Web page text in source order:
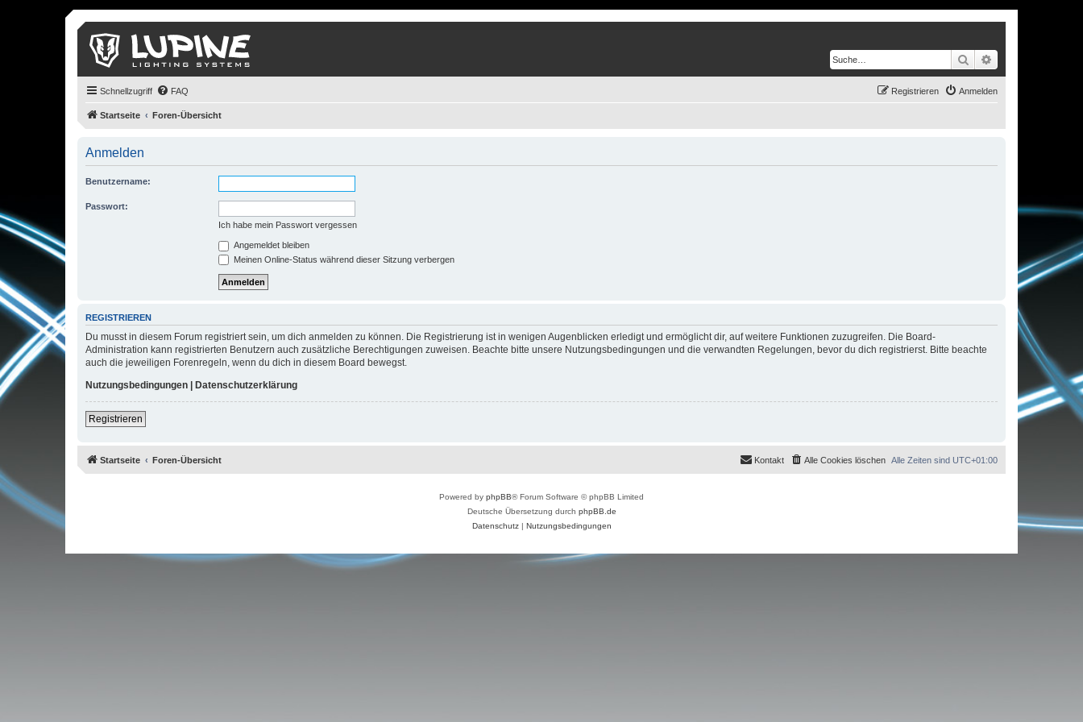
Suche
Schnellzugriff FAQ Anmelden
Registrieren
Startseite Foren-Übersicht
Anmelden
Benutzername:
Passwort:
Ich habe mein Passwort vergessen
Angemeldet bleiben
Meinen Online-Status während dieser Sitzung verbergen
REGISTRIEREN
Du musst in diesem Forum registriert sein, um dich anmelden zu können. Die Registrierung ist in wenigen Augenblicken erledigt und ermöglicht dir, auf weitere Funktionen zuzugreifen. Die Board-
Administration kann registrierten Benutzern auch zusätzliche Berechtigungen zuweisen. Beachte bitte unsere Nutzungsbedingungen und die verwandten Regelungen, bevor du dich registrierst. Bitte beachte
auch die jeweiligen Forenregeln, wenn du dich in diesem Board bewegst.
Nutzungsbedingungen | Datenschutzerklärung
Registrieren
Startseite Foren-Übersicht Alle Zeiten sind UTC+01:00
Alle Cookies löschen
Kontakt
Powered by phpBB® Forum Software © phpBB Limited
Deutsche Übersetzung durch phpBB.de
Datenschutz| Nutzungsbedingungen